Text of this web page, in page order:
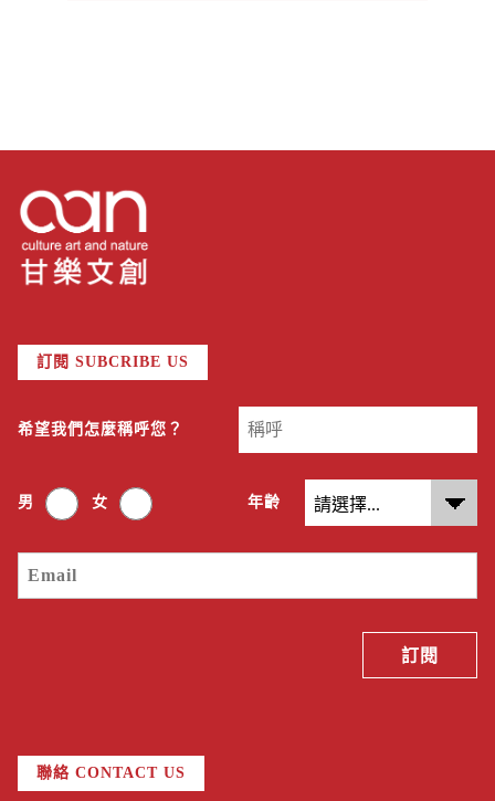
訂閱 SUBCRIBE US
希望我們怎麼稱呼您？
男 女 年齡
聯絡 CONTACT US